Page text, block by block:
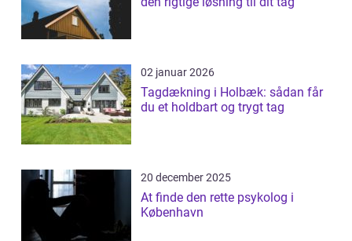
02 januar 2026
Tagdækning i Holbæk: sådan får
du et holdbart og trygt tag
20 december 2025
At finde den rette psykolog i
København